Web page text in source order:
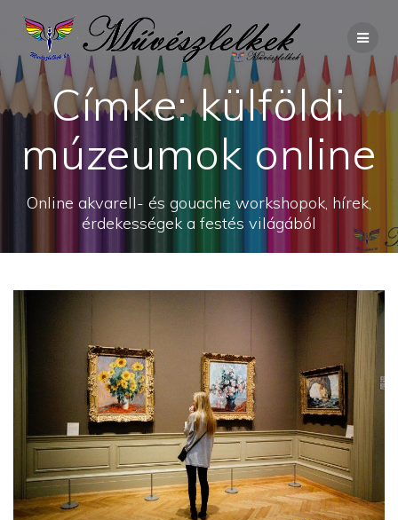
content
Címke:külföldi
múzeumok online
Online akvarell- és gouache workshopok, hírek,
érdekességek a festés világából